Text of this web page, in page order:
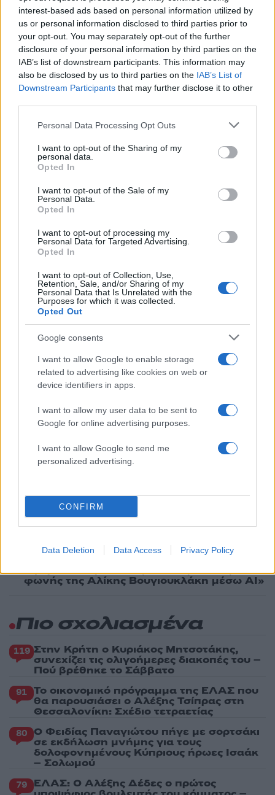
interest-based ads based on personal information utilized by
us or personal information disclosed to third parties prior to
your opt-out. You may separately opt-out of the further
disclosure of your personal information by third parties on the
IAB’s list of downstream participants. This information may
also be disclosed by us to third parties on the IAB’s List of
Downstream Participants that may further disclose it to other
Please note that this website/app uses one or more Google
not limited to your visit or usage behaviour. You may click to
grant or deny consent to Google and its third-party tags to
use your data for below specified purposes in below Google
consent section.
Personal Data Processing Opt Outs
I want to opt-out of the Sharing of my
personal data.
Opted In
I want to opt-out of the Sale of my
Personal Data.
Opted In
I want to opt-out of processing my
Personal Data for Targeted Advertising.
Opted In
I want to opt-out of Collection, Use,
Retention, Sale, and/or Sharing of my
Personal Data that Is Unrelated with the
Purposes for which it was collected.
Opted Out
Google consents
I want to allow Google to enable storage
related to advertising like cookies on web or
device identifiers in apps.
I want to allow my user data to be sent to
Google for online advertising purposes.
I want to allow Google to send me
personalized advertising.
CONFIRM
Data Deletion Data Access Privacy Policy
50 /50
2000 /2000
Όροι Χρήσης. Το site προστατεύεται από reCAPTCHA, ισχύουν
ΚΟΥΚΑΚΙ
ΜΑΧΑΙΡΩΜΕΝΗ
Share:
Ακολουθήστε το Νewsit.gr στο Google News
ενημερωθείτε πρώτοι για όλη την ειδησεογραφία και τα
Πάρος: «Αν ήταν κάποιος πάνω από την
πισίνα, δε θα είχα θρηνήσει το παιδί μου» –
τα κενά στους ισχυρισμούς του ιδιοκτήτη
του beach bar
ελικοδρόμιο – «Πάρκαραν» το ελικόπτερο
τους για να κάνουν μπάνιο
εμπειρία της
4Ο δημοσιογράφος Βασίλης Τσεκούρας
ανακοίνωσε ότι παντρεύεται τη σύντροφό
αφορά στη χρήση της εικόνας και της
φωνής της Αλίκης Βουγιουκλάκη μέσω AI»
Πιο σχολιασμένα
119 Στην Κρήτη ο Κυριάκος Μητσοτάκης,
συνεχίζει τις ολιγοήμερες διακοπές του –
Πού βρέθηκε το Σάββατο
91 Το οικονομικό πρόγραμμα της ΕΛΑΣ που
θα παρουσιάσει ο Αλέξης Τσίπρας στη
Θεσσαλονίκη: Σχέδιο τετραετίας
80 Ο Φειδίας Παναγιώτου πήγε με σορτσάκι
σε εκδήλωση μνήμης για τους
δολοφονημένους Κύπριους ήρωες Ισαάκ
– Σολωμού
79 ΕΛΑΣ: Ο Αλέξης Δέδες ο πρώτος